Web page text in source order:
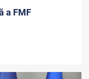
a FMF